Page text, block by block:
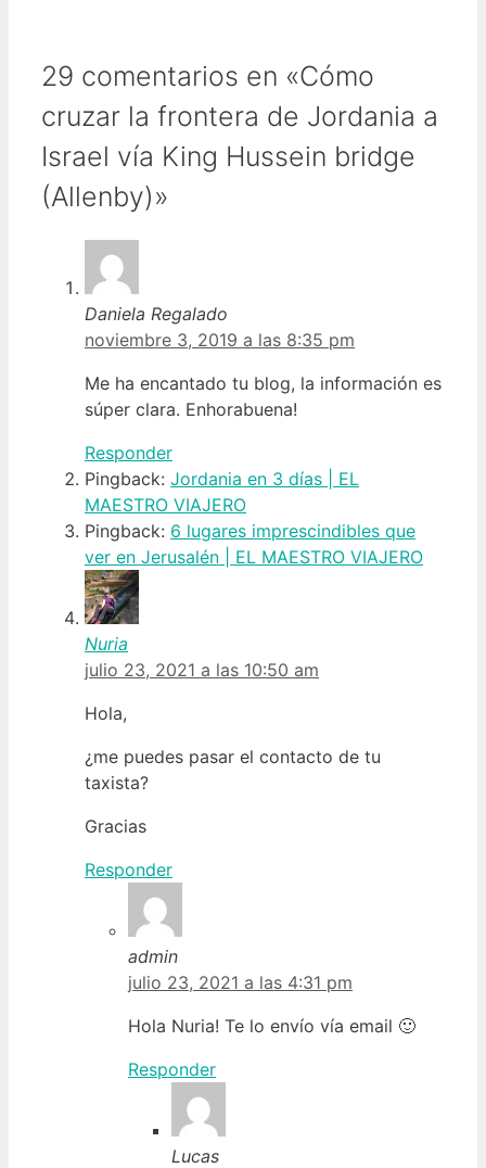
29 comentarios en «Cómo
cruzar la frontera de Jordania a
Israel vía King Hussein bridge
(Allenby)»
Daniela Regalado
noviembre 3, 2019 a las 8:35 pm
Me ha encantado tu blog, la información es
súper clara. Enhorabuena!
Responder
Pingback: Jordania en 3 días | EL
MAESTRO VIAJERO
Pingback: 6 lugares imprescindibles que
ver en Jerusalén | EL MAESTRO VIAJERO
Nuria
julio 23, 2021 a las 10:50 am
Hola,
¿me puedes pasar el contacto de tu
taxista?
Gracias
Responder
admin
julio 23, 2021 a las 4:31 pm
Hola Nuria! Te lo envío vía email 🙂
Responder
Lucas